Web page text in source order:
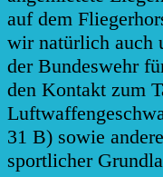
auf dem
wir natürlich auch
der Bundeswehr
den Kontakt zum
31 B) sowie
sportlicher